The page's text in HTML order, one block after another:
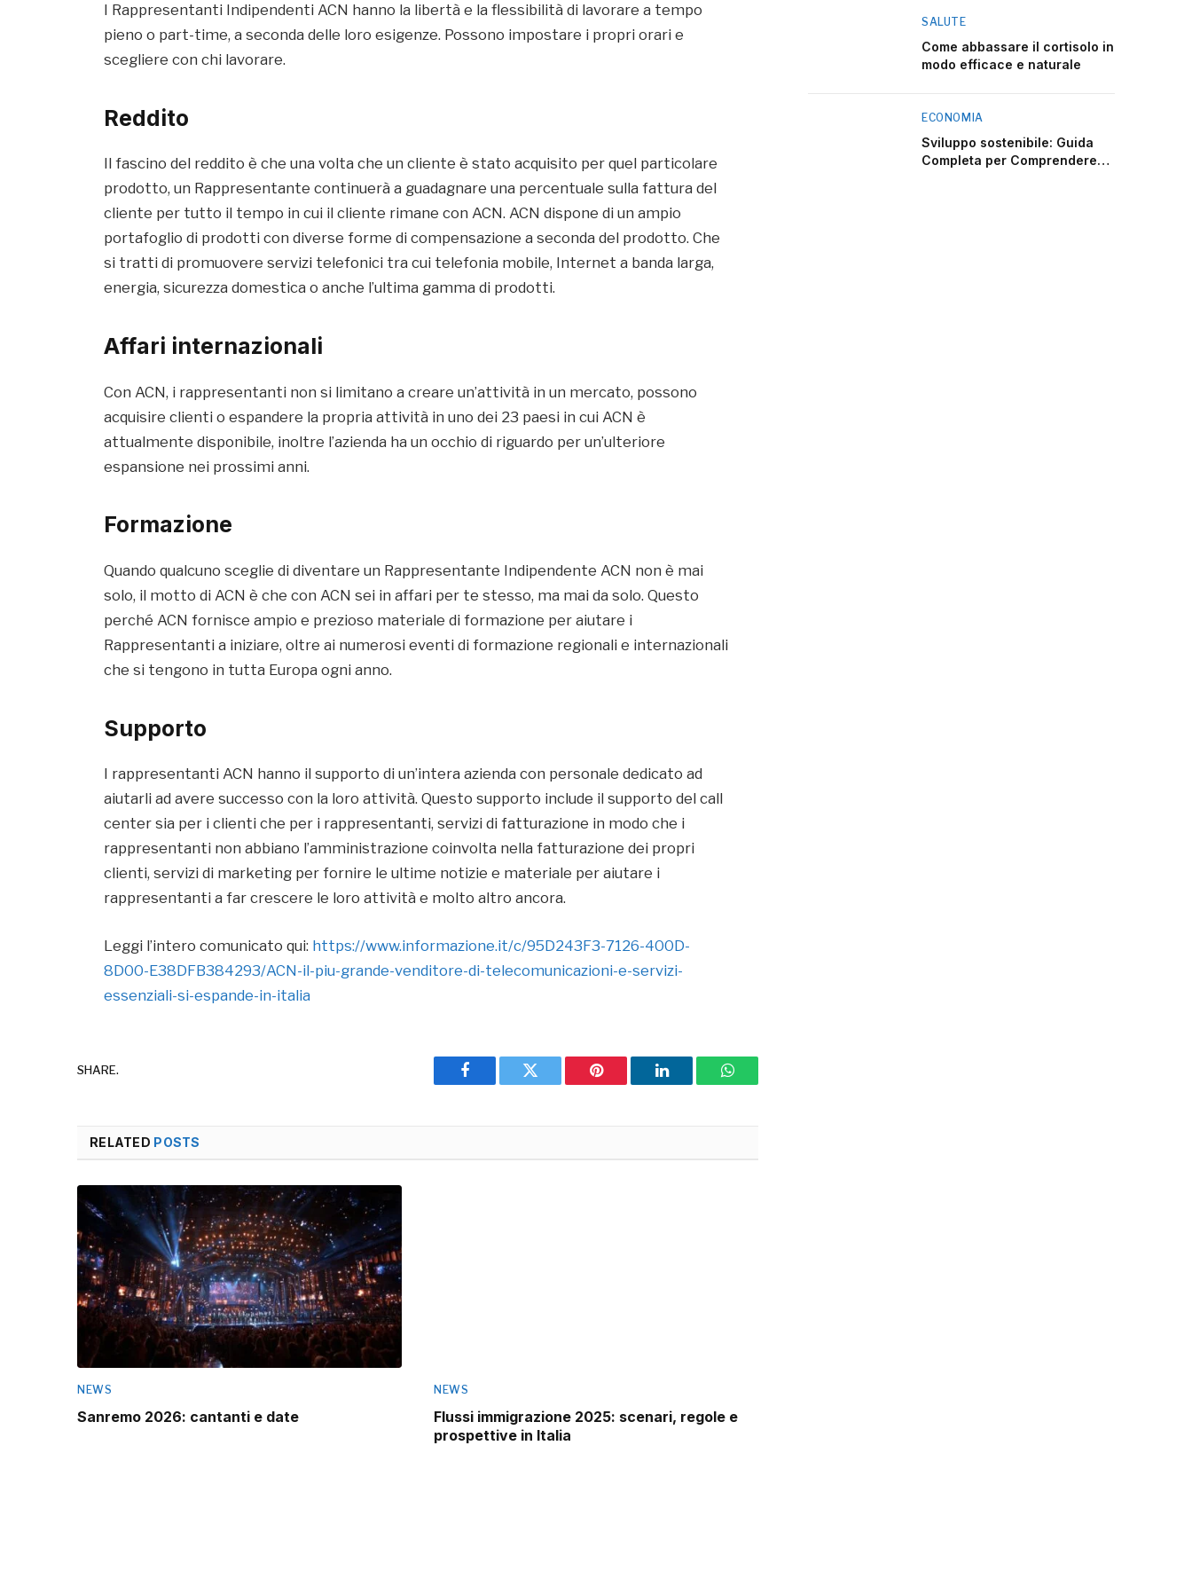
I Rappresentanti Indipendenti ACN hanno la libertà e la flessibilità di lavorare a tempo
pieno o part-time, a seconda delle loro esigenze. Possono impostare i propri orari e
scegliere con chi lavorare.
Reddito
Il fascino del reddito è che una volta che un cliente è stato acquisito per quel particolare
prodotto, un Rappresentante continuerà a guadagnare una percentuale sulla fattura del
cliente per tutto il tempo in cui il cliente rimane con ACN. ACN dispone di un ampio
portafoglio di prodotti con diverse forme di compensazione a seconda del prodotto. Che
si tratti di promuovere servizi telefonici tra cui telefonia mobile, Internet a banda larga,
energia, sicurezza domestica o anche l’ultima gamma di prodotti.
Affari internazionali
Con ACN, i rappresentanti non si limitano a creare un’attività in un mercato, possono
acquisire clienti o espandere la propria attività in uno dei 23 paesi in cui ACN è
attualmente disponibile, inoltre l’azienda ha un occhio di riguardo per un’ulteriore
espansione nei prossimi anni.
Formazione
Quando qualcuno sceglie di diventare un Rappresentante Indipendente ACN non è mai
solo, il motto di ACN è che con ACN sei in affari per te stesso, ma mai da solo. Questo
perché ACN fornisce ampio e prezioso materiale di formazione per aiutare i
Rappresentanti a iniziare, oltre ai numerosi eventi di formazione regionali e internazionali
che si tengono in tutta Europa ogni anno.
Supporto
I rappresentanti ACN hanno il supporto di un’intera azienda con personale dedicato ad
aiutarli ad avere successo con la loro attività. Questo supporto include il supporto del call
center sia per i clienti che per i rappresentanti, servizi di fatturazione in modo che i
rappresentanti non abbiano l’amministrazione coinvolta nella fatturazione dei propri
clienti, servizi di marketing per fornire le ultime notizie e materiale per aiutare i
rappresentanti a far crescere le loro attività e molto altro ancora.
Leggi l’intero comunicato qui: https://www.informazione.it/c/95D243F3-7126-400D-
8D00-E38DFB384293/ACN-il-piu-grande-venditore-di-telecomunicazioni-e-servizi-
essenziali-si-espande-in-italia
SHARE.
Facebook Twitter Pinterest LinkedIn WhatsApp
RELATED POSTS
NEWS
Sanremo 2026: cantanti e date
NEWS
Flussi immigrazione 2025: scenari, regole e
prospettive in Italia
SALUTE
Come abbassare il cortisolo in
modo efficace e naturale
ECONOMIA
Sviluppo sostenibile: Guida
Completa per Comprendere